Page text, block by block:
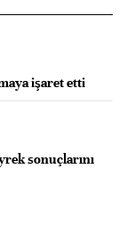
işaret etti
sonuçlarını